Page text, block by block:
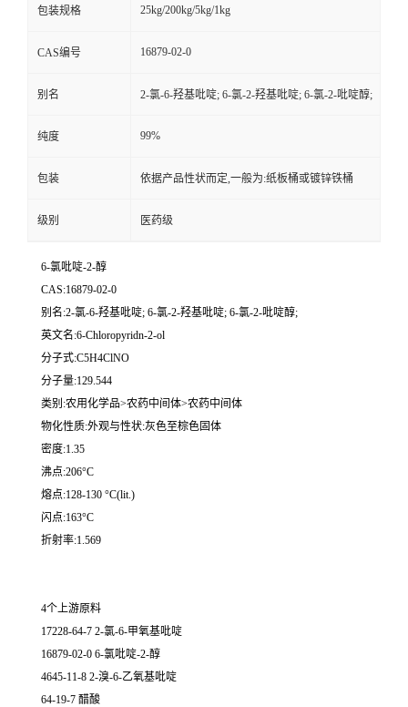
包装规格 25kg/200kg/5kg/1kg
CAS编号 16879-02-0
别名 2-氯-6-羟基吡啶; 6-氯-2-羟基吡啶; 6-氯-2-吡啶醇;
纯度 99%
包装 依据产品性状而定,一般为:纸板桶或镀锌铁桶
级别 医药级
6-氯吡啶-2-醇
CAS:16879-02-0
别名:2-氯-6-羟基吡啶; 6-氯-2-羟基吡啶; 6-氯-2-吡啶醇;
英文名:6-Chloropyridn-2-ol
分子式:C5H4ClNO
分子量:129.544
类别:农用化学品>农药中间体>农药中间体
物化性质:外观与性状:灰色至棕色固体
密度:1.35
沸点:206°C
熔点:128-130 °C(lit.)
闪点:163°C
折射率:1.569
4个上游原料
17228-64-7 2-氯-6-甲氧基吡啶
16879-02-0 6-氯吡啶-2-醇
4645-11-8 2-溴-6-乙氧基吡啶
64-19-7 醋酸